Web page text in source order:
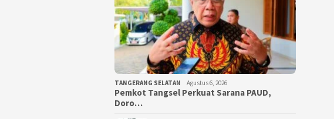
TANGERANG SELATAN Agustus 6, 2026
Pemkot Tangsel Perkuat Sarana PAUD,
Doro…